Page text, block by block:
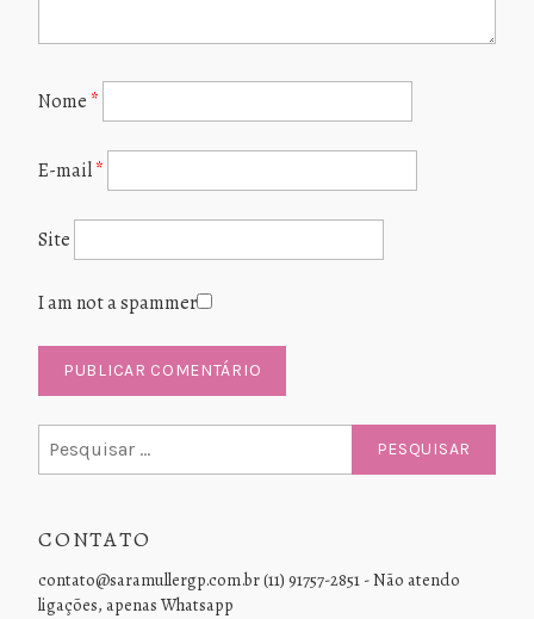
Nome *
E-mail*
Site
I am not a spammer
por:
CONTATO
contato@saramullergp.com.br (11) 91757-2851 - Não atendo
ligações, apenas Whatsapp